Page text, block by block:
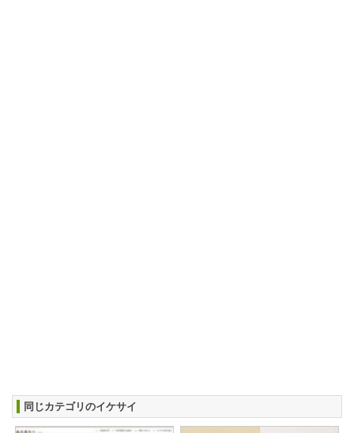
同じカテゴリのイケサイ